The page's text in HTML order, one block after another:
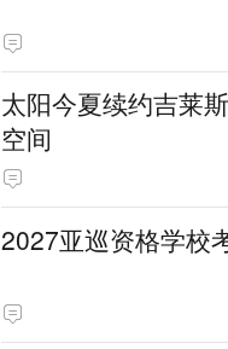
太阳今夏续约吉莱
空间
2027亚巡资格学校